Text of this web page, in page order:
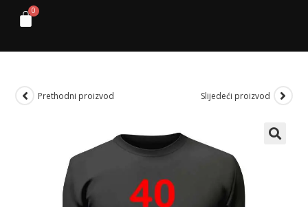
Prethodni proizvod Slijedeći proizvod